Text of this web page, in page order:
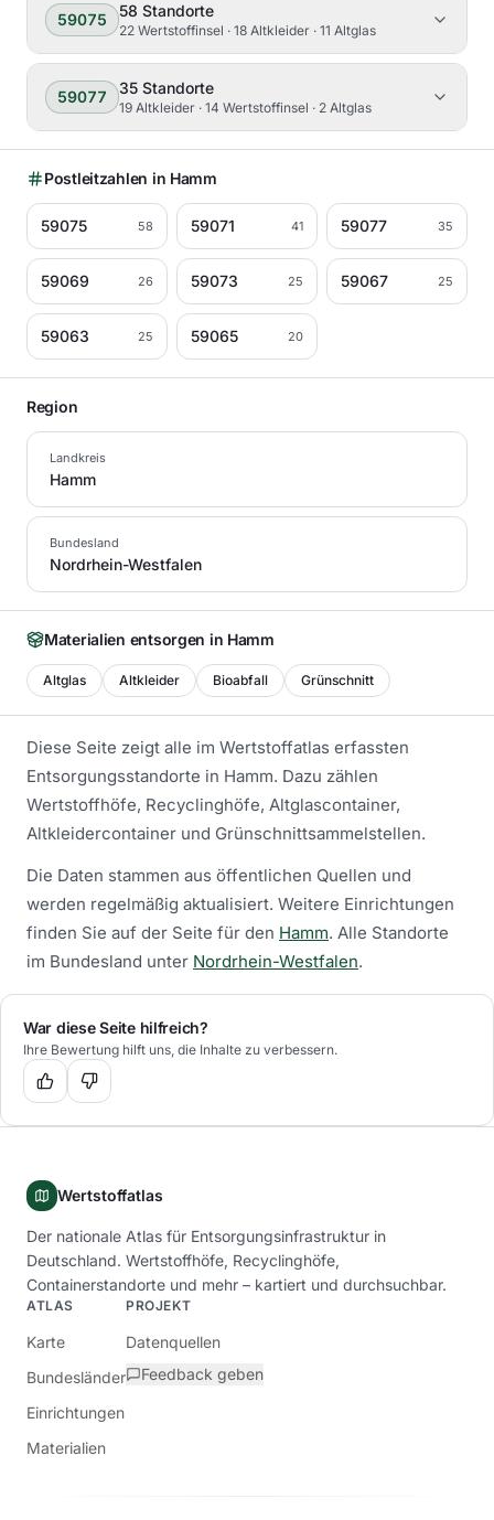
59075 58 Standorte
22 Wertstoffinsel · 18 Altkleider · 11 Altglas
59077 35 Standorte
19 Altkleider · 14 Wertstoffinsel · 2 Altglas
Postleitzahlen in Hamm
59075 58 59071 41 59077 35
59069 26 59073 25 59067 25
59063 25 59065 20
Region
Landkreis
Hamm
Bundesland
Nordrhein-Westfalen
Materialien entsorgen in Hamm
Altglas Altkleider Bioabfall Grünschnitt
Diese Seite zeigt alle im Wertstoffatlas erfassten
Entsorgungsstandorte in Hamm. Dazu zählen
Wertstoffhöfe, Recyclinghöfe, Altglascontainer,
Altkleidercontainer und Grünschnittsammelstellen.
Die Daten stammen aus öffentlichen Quellen und
werden regelmäßig aktualisiert. Weitere Einrichtungen
finden Sie auf der Seite für den Hamm. Alle Standorte
im Bundesland unter Nordrhein-Westfalen.
War diese Seite hilfreich?
Ihre Bewertung hilft uns, die Inhalte zu verbessern.
Wertstoffatlas
Der nationale Atlas für Entsorgungsinfrastruktur in
Deutschland. Wertstoffhöfe, Recyclinghöfe,
Containerstandorte und mehr – kartiert und durchsuchbar.
ATLAS
Karte
Bundesländer
Einrichtungen
Materialien
PROJEKT
Datenquellen
Feedback geben